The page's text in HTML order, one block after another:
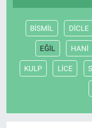
BİSMİL DİCLE
EĞİL HANİ
KULP LİCE